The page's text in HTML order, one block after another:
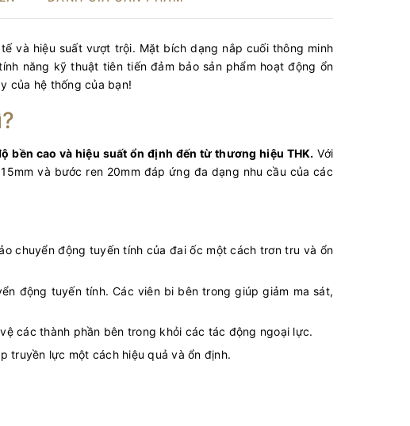
và hiệu suất vượt trội. Mặt bích dạng nắp cuối thông minh
năng kỹ thuật tiên tiến đảm bảo sản phẩm hoạt động ổn
của hệ thống của bạn!
bền cao và hiệu suất ổn định đến từ thương hiệu THK. Với
và bước ren 20mm đáp ứng đa dạng nhu cầu của các
chuyển động tuyến tính của đai ốc một cách trơn tru và ổn
động tuyến tính. Các viên bi bên trong giúp giảm ma sát,
các thành phần bên trong khỏi các tác động ngoại lực.
truyền lực một cách hiệu quả và ổn định.